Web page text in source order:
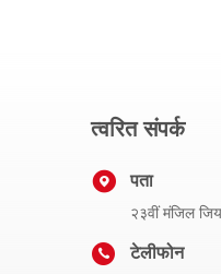
त्वरित संपर्क
पता
२३वीं मंजिल
टेलीफोन